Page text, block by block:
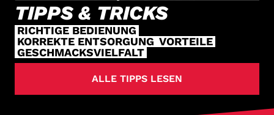
TIPPS & TRICKS
RICHTIGE BEDIENUNG
KORREKTE ENTSORGUNG VORTEILE
GESCHMACKSVIELFALT
ALLE TIPPS LESEN